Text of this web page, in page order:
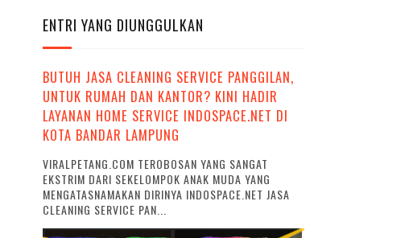
ENTRI YANG DIUNGGULKAN
BUTUH JASA CLEANING SERVICE PANGGILAN,
UNTUK RUMAH DAN KANTOR? KINI HADIR
LAYANAN HOME SERVICE INDOSPACE.NET DI
KOTA BANDAR LAMPUNG
VIRALPETANG.COM TEROBOSAN YANG SANGAT
EKSTRIM DARI SEKELOMPOK ANAK MUDA YANG
MENGATASNAMAKAN DIRINYA INDOSPACE.NET JASA
CLEANING SERVICE PAN...